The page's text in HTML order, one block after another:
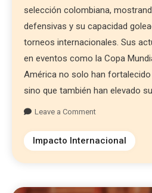
selección colombiana,
defensivas y su capacidad
torneos internacionales. Sus
en eventos como la Copa
América no solo han
sino que también han elevado
Leave a Comment
Impacto Internacional